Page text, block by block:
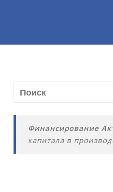
Финансирование
капитала в